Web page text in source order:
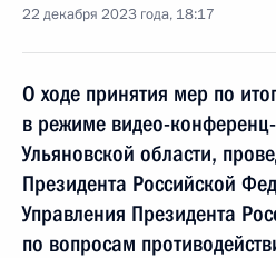
22 декабря 2023 года, 18:17
О ходе принятия мер по
в режиме видео-
Ульяновской области,
Президента Российской
Управления Президента
по вопросам